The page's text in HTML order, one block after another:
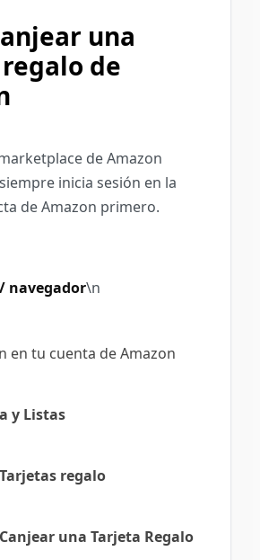
una
de
de Amazon
inicia sesión en la
de Amazon primero.
navegador\n
en tu cuenta de Amazon
y Listas
Tarjetas regalo
Canjear una Tarjeta Regalo